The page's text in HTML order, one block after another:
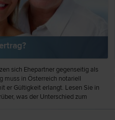
sich Ehepartner gegenseitig als
muss in Österreich notariell
er Gültigkeit erlangt. Lesen Sie in
was der Unterschied zum
einer Scheidung damit passiert.